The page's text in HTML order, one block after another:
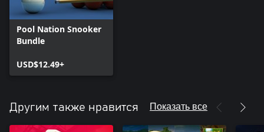
Pool Nation Snooker
Bundle
USD$12.49+
Другим также нравится Показать все